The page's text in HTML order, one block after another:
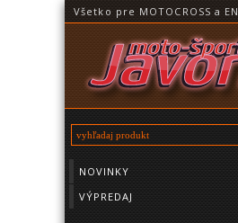
Všetko pre MOTOCROSS a
NOVINKY
VÝPREDAJ